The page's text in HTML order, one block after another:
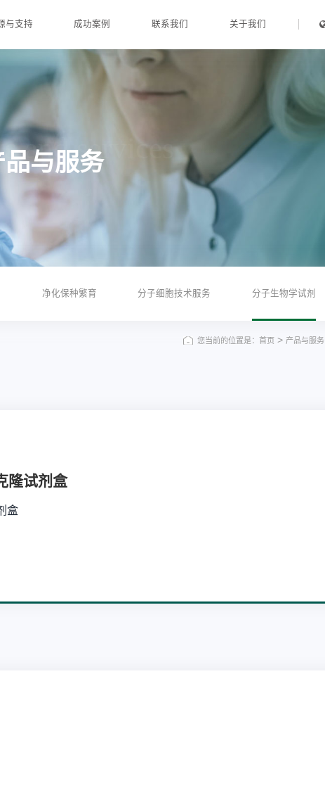
与支持 成功案例 联系我们 关于我们
and services
品与服务
净化保种繁育 分子细胞技术服务 分子生物学试剂
您当前的位置是：首页 > 产品与服务
隆试剂盒
盒